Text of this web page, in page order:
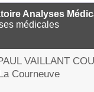
Analyses
médicales
VAILLANT
Courneuve